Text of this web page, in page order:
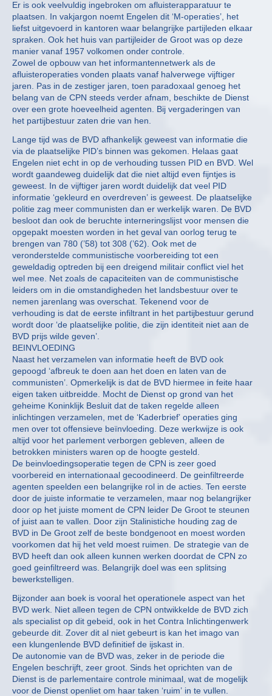
Er is ook veelvuldig ingebroken om afluisterapparatuur te
plaatsen. In vakjargon noemt Engelen dit ‘M-operaties’, het
liefst uitgevoerd in kantoren waar belangrijke partijleden elkaar
spraken. Ook het huis van partijleider de Groot was op deze
manier vanaf 1957 volkomen onder controle.
Zowel de opbouw van het informantennetwerk als de
afluisteroperaties vonden plaats vanaf halverwege vijftiger
jaren. Pas in de zestiger jaren, toen paradoxaal genoeg het
belang van de CPN steeds verder afnam, beschikte de Dienst
over een grote hoeveelheid agenten. Bij vergaderingen van
het partijbestuur zaten drie van hen.
Lange tijd was de BVD afhankelijk geweest van informatie die
via de plaatselijke PID’s binnen was gekomen. Helaas gaat
Engelen niet echt in op de verhouding tussen PID en BVD. Wel
wordt gaandeweg duidelijk dat die niet altijd even fijntjes is
geweest. In de vijftiger jaren wordt duidelijk dat veel PID
informatie ‘gekleurd en overdreven’ is geweest. De plaatselijke
politie zag meer communisten dan er werkelijk waren. De BVD
besloot dan ook de beruchte interneringslijst voor mensen die
opgepakt moesten worden in het geval van oorlog terug te
brengen van 780 (’58) tot 308 (’62). Ook met de
veronderstelde communistische voorbereiding tot een
geweldadig optreden bij een dreigend militair conflict viel het
wel mee. Net zoals de capaciteiten van de communistische
leiders om in die omstandigheden het landsbestuur over te
nemen jarenlang was overschat. Tekenend voor de
verhouding is dat de eerste infiltrant in het partijbestuur gerund
wordt door ‘de plaatselijke politie, die zijn identiteit niet aan de
BVD prijs wilde geven’.
BEINVLOEDING
Naast het verzamelen van informatie heeft de BVD ook
gepoogd ‘afbreuk te doen aan het doen en laten van de
communisten’. Opmerkelijk is dat de BVD hiermee in feite haar
eigen taken uitbreidde. Mocht de Dienst op grond van het
geheime Koninklijk Besluit dat de taken regelde alleen
inlichtingen verzamelen, met de ‘Kaderbrief’ operaties ging
men over tot offensieve beïnvloeding. Deze werkwijze is ook
altijd voor het parlement verborgen gebleven, alleen de
betrokken ministers waren op de hoogte gesteld.
De beinvloedingsoperatie tegen de CPN is zeer goed
voorbereid en internationaal gecoodineerd. De geinfiltreerde
agenten speelden een belangrijke rol in de acties. Ten eerste
door de juiste informatie te verzamelen, maar nog belangrijker
door op het juiste moment de CPN leider De Groot te steunen
of juist aan te vallen. Door zijn Stalinistiche houding zag de
BVD in De Groot zelf de beste bondgenoot en moest worden
voorkomen dat hij het veld moest ruimen. De strategie van de
BVD heeft dan ook alleen kunnen werken doordat de CPN zo
goed geinfiltreerd was. Belangrijk doel was een splitsing
bewerkstelligen.
Bijzonder aan boek is vooral het operationele aspect van het
BVD werk. Niet alleen tegen de CPN ontwikkelde de BVD zich
als specialist op dit gebeid, ook in het Contra Inlichtingenwerk
gebeurde dit. Zover dit al niet gebeurt is kan het imago van
een klungenlende BVD definitief de ijskast in.
De autonomie van de BVD was, zeker in de periode die
Engelen beschrijft, zeer groot. Sinds het oprichten van de
Dienst is de parlementaire controle minimaal, wat de mogelijk
voor de Dienst openliet om haar taken ‘ruim’ in te vullen.